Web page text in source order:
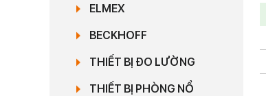
ELMEX
BECKHOFF
THIẾT BỊ ĐO LƯỜNG
THIẾT BỊ PHÒNG NỔ